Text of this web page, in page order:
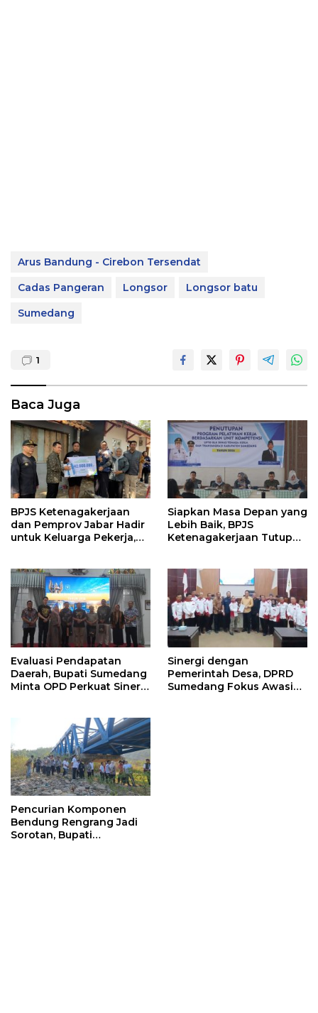
Arus Bandung - Cirebon Tersendat
Cadas Pangeran
Longsor
Longsor batu
Sumedang
1
Baca Juga
BPJS Ketenagakerjaan
dan Pemprov Jabar Hadir
untuk Keluarga Pekerja,
Siapkan Masa Depan yang
Lebih Baik, BPJS
Ketenagakerjaan Tutup
Evaluasi Pendapatan
Daerah, Bupati Sumedang
Minta OPD Perkuat Sinergi
Sinergi dengan
Pemerintah Desa, DPRD
Sumedang Fokus Awasi
Pencurian Komponen
Bendung Rengrang Jadi
Sorotan, Bupati